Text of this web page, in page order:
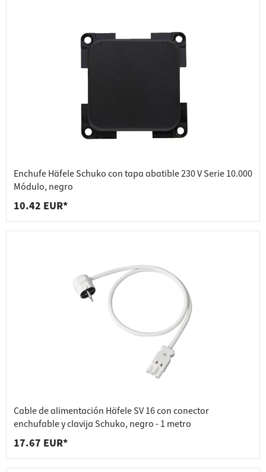
Enchufe Häfele Schuko con tapa abatible 230 V Serie 10.000
Módulo, negro
10.42 EUR*
Cable de alimentación Häfele SV 16 con conector
enchufable y clavija Schuko, negro - 1 metro
17.67 EUR*